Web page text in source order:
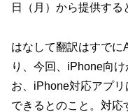
日（月）から提供する
はなして翻訳はすでに
り、今回、iPhone向
お、iPhone対応アプ
できるとのこと。対応